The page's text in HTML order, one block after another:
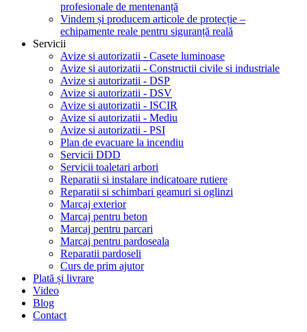
profesionale de mentenanță
Vindem și producem articole de protecție –
echipamente reale pentru siguranță reală
Servicii
Avize si autorizatii - Casete luminoase
Avize si autorizatii - Constructii civile si industriale
Avize si autorizatii - DSP
Avize si autorizatii - DSV
Avize si autorizatii - ISCIR
Avize si autorizatii - Mediu
Avize si autorizatii - PSI
Plan de evacuare la incendiu
Servicii DDD
Servicii toaletari arbori
Reparatii si instalare indicatoare rutiere
Reparatii si schimbari geamuri si oglinzi
Marcaj exterior
Marcaj pentru beton
Marcaj pentru parcari
Marcaj pentru pardoseala
Reparatii pardoseli
Curs de prim ajutor
Plată și livrare
Video
Blog
Contact